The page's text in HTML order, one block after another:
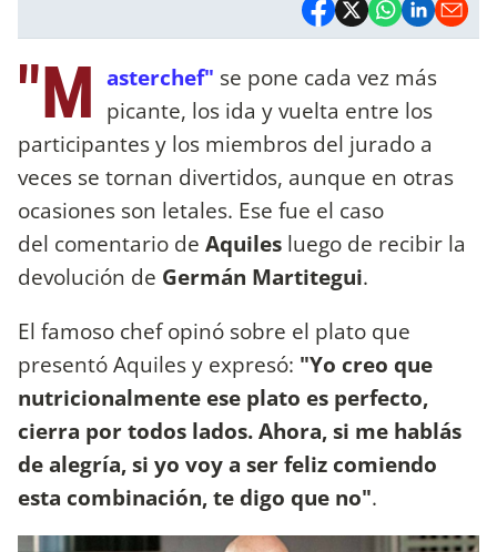
"M asterchef" se pone cada vez más
picante, los ida y vuelta entre los
participantes y los miembros del jurado a
veces se tornan divertidos, aunque en otras
ocasiones son letales. Ese fue el caso
del comentario de Aquiles luego de recibir la
devolución de Germán Martitegui.
El famoso chef opinó sobre el plato que
presentó Aquiles y expresó: "Yo creo que
nutricionalmente ese plato es perfecto,
cierra por todos lados. Ahora, si me hablás
de alegría, si yo voy a ser feliz comiendo
esta combinación, te digo que no".